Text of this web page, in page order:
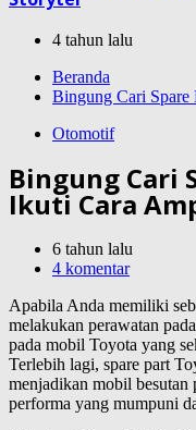
4 tahun lalu
Beranda
Bingung Cari
Otomotif
Bingung Cari
Ikuti Cara
6 tahun lalu
4 komentar
Apabila Anda memiliki
melakukan perawatan
pada mobil Toyota yang
Terlebih lagi, spare part
menjadikan mobil
performa yang mumpuni